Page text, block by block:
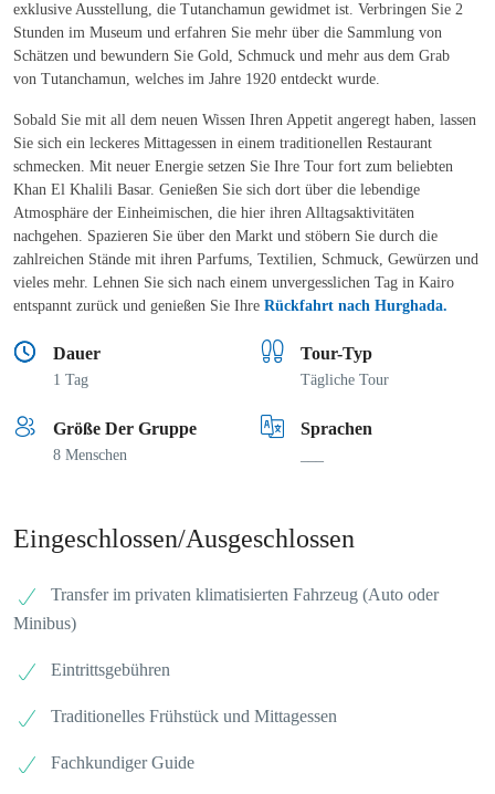
exklusive Ausstellung, die Tutanchamun gewidmet ist. Verbringen Sie 2
Stunden im Museum und erfahren Sie mehr über die Sammlung von
Schätzen und bewundern Sie Gold, Schmuck und mehr aus dem Grab
von Tutanchamun, welches im Jahre 1920 entdeckt wurde.
Sobald Sie mit all dem neuen Wissen Ihren Appetit angeregt haben, lassen
Sie sich ein leckeres Mittagessen in einem traditionellen Restaurant
schmecken. Mit neuer Energie setzen Sie Ihre Tour fort zum beliebten
Khan El Khalili Basar. Genießen Sie sich dort über die lebendige
Atmosphäre der Einheimischen, die hier ihren Alltagsaktivitäten
nachgehen. Spazieren Sie über den Markt und stöbern Sie durch die
zahlreichen Stände mit ihren Parfums, Textilien, Schmuck, Gewürzen und
vieles mehr. Lehnen Sie sich nach einem unvergesslichen Tag in Kairo
entspannt zurück und genießen Sie Ihre Rückfahrt nach Hurghada.
Dauer
1 Tag
Tour-Typ
Tägliche Tour
Größe Der Gruppe
8 Menschen
Sprachen
Eingeschlossen/Ausgeschlossen
Transfer im privaten klimatisierten Fahrzeug (Auto oder
Minibus)
Eintrittsgebühren
Traditionelles Frühstück und Mittagessen
Fachkundiger Guide